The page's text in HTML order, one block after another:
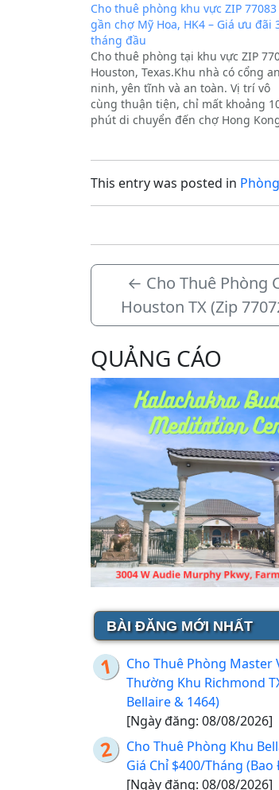
Cho thuê phòng khu vực ZIP 77083
gần chợ Mỹ Hoa, HK4 – Giá ưu đãi
tháng đầu
Cho thuê phòng tại khu vực ZIP
Houston, Texas.Khu nhà có cổng an
ninh, yên tĩnh và an toàn. Vị trí vô
cùng thuận tiện, chỉ mất khoảng
phút di chuyển đến chợ Hong
This entry was posted in
← Cho Thuê Phòng
Houston TX (Zip
QUẢNG CÁO
BÀI ĐĂNG MỚI NHẤT
Cho Thuê Phòng Master
Thường Khu Richmond
Bellaire & 1464)
[Ngày đăng: 08/08/2026]
Cho Thuê Phòng Khu
Giá Chỉ $400/Tháng
[Ngày đăng: 08/08/2026]